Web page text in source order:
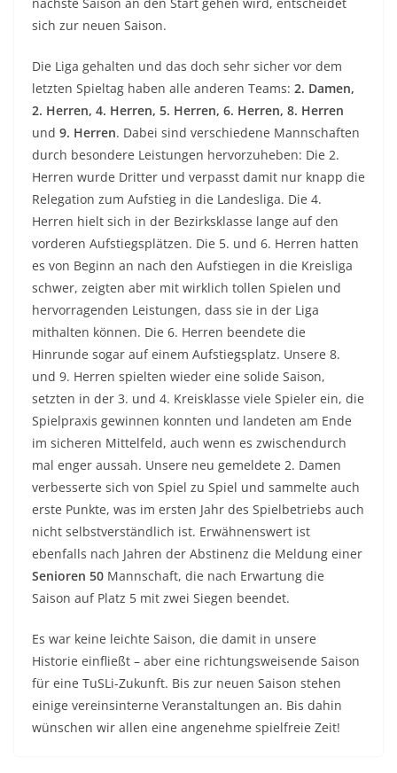
sich zur neuen Saison.
Die Liga gehalten und das doch sehr sicher vor dem
letzten Spieltag haben alle anderen Teams: 2. Damen,
2. Herren, 4. Herren, 5. Herren, 6. Herren, 8. Herren
und 9. Herren. Dabei sind verschiedene Mannschaften
durch besondere Leistungen hervorzuheben: Die 2.
Herren wurde Dritter und verpasst damit nur knapp die
Relegation zum Aufstieg in die Landesliga. Die 4.
Herren hielt sich in der Bezirksklasse lange auf den
vorderen Aufstiegsplätzen. Die 5. und 6. Herren hatten
es von Beginn an nach den Aufstiegen in die Kreisliga
schwer, zeigten aber mit wirklich tollen Spielen und
hervorragenden Leistungen, dass sie in der Liga
mithalten können. Die 6. Herren beendete die
Hinrunde sogar auf einem Aufstiegsplatz. Unsere 8.
und 9. Herren spielten wieder eine solide Saison,
setzten in der 3. und 4. Kreisklasse viele Spieler ein, die
Spielpraxis gewinnen konnten und landeten am Ende
im sicheren Mittelfeld, auch wenn es zwischendurch
mal enger aussah. Unsere neu gemeldete 2. Damen
verbesserte sich von Spiel zu Spiel und sammelte auch
erste Punkte, was im ersten Jahr des Spielbetriebs auch
nicht selbstverständlich ist. Erwähnenswert ist
ebenfalls nach Jahren der Abstinenz die Meldung einer
Senioren 50 Mannschaft, die nach Erwartung die
Saison auf Platz 5 mit zwei Siegen beendet.
Es war keine leichte Saison, die damit in unsere
Historie einfließt – aber eine richtungsweisende Saison
für eine TuSLi-Zukunft. Bis zur neuen Saison stehen
einige vereinsinterne Veranstaltungen an. Bis dahin
wünschen wir allen eine angenehme spielfreie Zeit!